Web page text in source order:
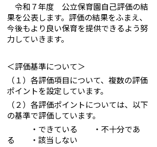
令和７年度 公立保育園自己評価の結
果を公表します。評価の結果をふまえ、
今後もより良い保育を提供できるよう努
力していきます。
＜評価基準について＞
（１）各評価項目について、複数の評価
ポイントを設定しています。
（２）各評価ポイントについては、以下
の基準で評価しています。
・できている ・不十分であ
る ・該当しない